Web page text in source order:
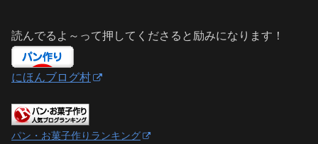
読んでるよ～って押してくださると励みになります！
にほんブログ村
パン・お菓子作りランキング